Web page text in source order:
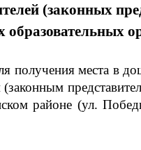
(законных
получения места в
районе (ул.